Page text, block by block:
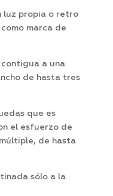
luz propia o retro
marca de
contigua a una
de hasta tres
que es
el esfuerzo de
de hasta
sólo a la